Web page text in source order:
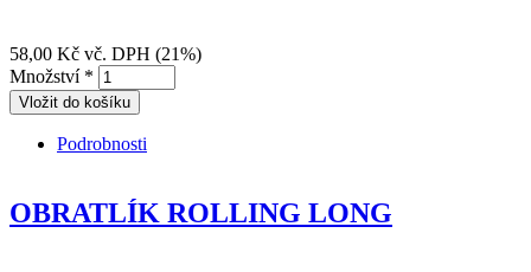
58,00 Kč vč. DPH (21%)
Množství *
Podrobnosti
OBRATLÍK ROLLING LONG